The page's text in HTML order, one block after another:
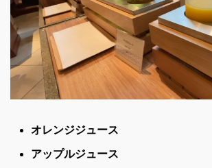
オレンジジュース
アップルジュース